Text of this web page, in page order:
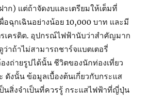
ก) แต่ถ้าจัดงบและเตรียมให้เต็มที่
ผื่อฉุกเฉินอย่างน้อย 10,000 บาท และมี
เครดิต. อุปกรณ์ไฟฟ้านับว่าสำคัญมาก
าถ้าไม่สามารถชาร์จแบตเตอรี่
งถ่ายรูปได้นั้น ชีวิตของนักท่องเที่ยว
ดังนั้น ข้อมูลเบื้องต้นเกี่ยวกับกระแส
นสิ่งจำเป็นที่ควรรู้ กระแสไฟฟ้าที่ญี่ปุ่น